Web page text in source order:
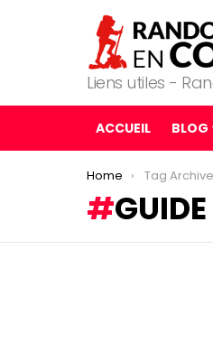
Liens utiles -
ACCUEIL BLOG
You are here:
Home Tag
GUIDE